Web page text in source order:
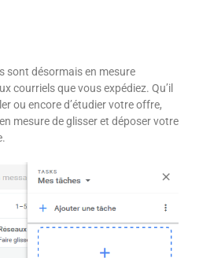
sont désormais en mesure
courriels que vous expédiez. Qu’il
ou encore d’étudier votre offre,
mesure de glisser et déposer votre